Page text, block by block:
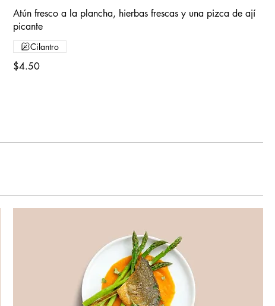
Atún fresco a la plancha, hierbas frescas y una pizca de ají
picante
$4.50
Cilantro